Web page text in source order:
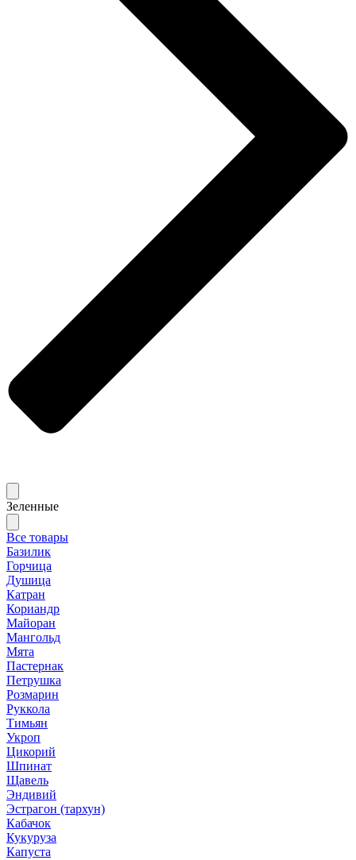
Зеленные
Все товары
Базилик
Горчица
Душица
Катран
Кориандр
Майоран
Мангольд
Мята
Пастернак
Петрушка
Розмарин
Руккола
Тимьян
Укроп
Цикорий
Шпинат
Щавель
Эндивий
Эстрагон (тархун)
Кабачок
Кукуруза
Капуста